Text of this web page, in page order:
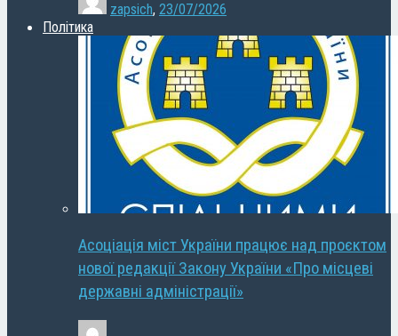
zapsich, 23/07/2026
Політика
Асоціація міст України працює над проєктом
нової редакції Закону України «Про місцеві
державні адміністрації»